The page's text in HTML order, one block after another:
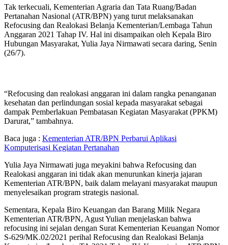
Tak terkecuali, Kementerian Agraria dan Tata Ruang/Badan
Pertanahan Nasional (ATR/BPN) yang turut melaksanakan
Refocusing dan Realokasi Belanja Kementerian/Lembaga Tahun
Anggaran 2021 Tahap IV. Hal ini disampaikan oleh Kepala Biro
Hubungan Masyarakat, Yulia Jaya Nirmawati secara daring, Senin
(26/7).
“Refocusing dan realokasi anggaran ini dalam rangka penanganan
kesehatan dan perlindungan sosial kepada masyarakat sebagai
dampak Pemberlakuan Pembatasan Kegiatan Masyarakat (PPKM)
Darurat,” tambahnya.
Baca juga : Kementerian ATR/BPN Perbarui Aplikasi
Komputerisasi Kegiatan Pertanahan
Yulia Jaya Nirmawati juga meyakini bahwa Refocusing dan
Realokasi anggaran ini tidak akan menurunkan kinerja jajaran
Kementerian ATR/BPN, baik dalam melayani masyarakat maupun
menyelesaikan program strategis nasional.
Sementara, Kepala Biro Keuangan dan Barang Milik Negara
Kementerian ATR/BPN, Agust Yulian menjelaskan bahwa
refocusing ini sejalan dengan Surat Kementerian Keuangan Nomor
S-629/MK.02/2021 perihal Refocusing dan Realokasi Belanja